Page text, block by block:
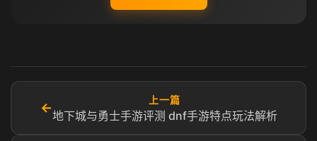
←
上一篇
地下城与勇士手游评测 dnf手游特点玩法解析